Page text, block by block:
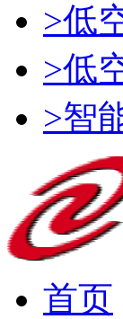
>低
>低
>智
首页